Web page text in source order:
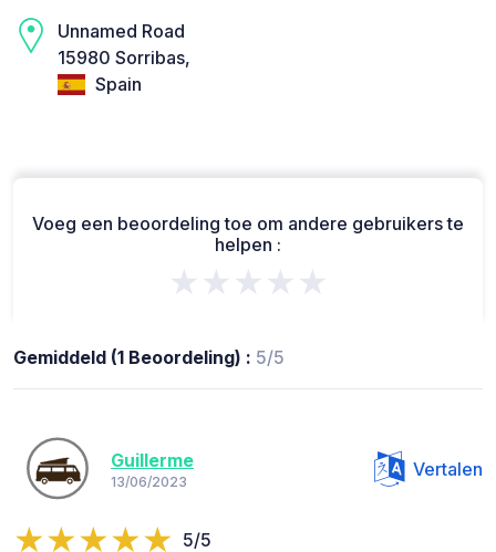
Unnamed Road
15980 Sorribas,
Spain
Voeg een beoordeling toe om andere gebruikers te
helpen :
★★★★★
Gemiddeld (1 Beoordeling) : 5/5
Guillerme
13/06/2023
Vertalen
5/5